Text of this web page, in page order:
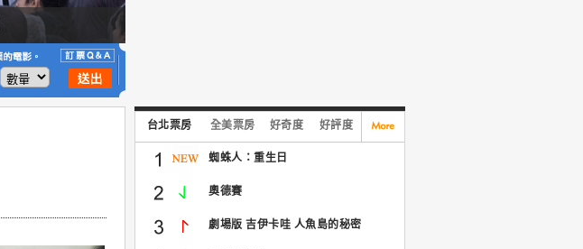
台北票房 全美票房 好奇度 好評度
蜘蛛人：重生日
奧德賽
劇場版 吉伊卡哇 人魚島的秘密